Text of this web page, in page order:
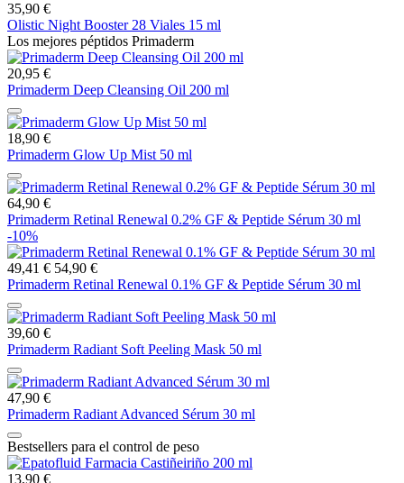
35,90 €
Olistic Night Booster 28 Viales 15 ml
Los mejores péptidos Primaderm
20,95 €
Primaderm Deep Cleansing Oil 200 ml
18,90 €
Primaderm Glow Up Mist 50 ml
64,90 €
Primaderm Retinal Renewal 0.2% GF & Peptide Sérum 30 ml
-10%
49,41 € 54,90 €
Primaderm Retinal Renewal 0.1% GF & Peptide Sérum 30 ml
39,60 €
Primaderm Radiant Soft Peeling Mask 50 ml
47,90 €
Primaderm Radiant Advanced Sérum 30 ml
Bestsellers para el control de peso
13,90 €